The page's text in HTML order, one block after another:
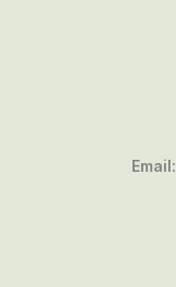
Email: